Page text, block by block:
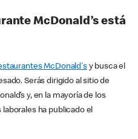
McDonald’s está
McDonald'sy busca el
Serás dirigido al sitio de
y, en la mayoría de los
ha publicado el